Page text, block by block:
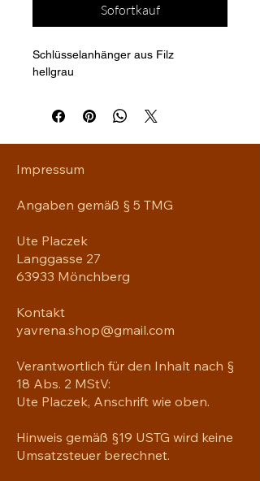
Sofortkauf
Schlüsselanhänger aus Filz
hellgrau
Impressum
Angaben gemäß § 5 TMG
Ute Placzek
Langgasse 27
63933 Mönchberg
Kontakt
yavrena.shop@gmail.com
Verantwortlich für den Inhalt nach §
18 Abs. 2 MStV:
Ute Placzek, Anschrift wie oben.
Hinweis gemäß §19 USTG wird keine
Umsatzsteuer berechnet.